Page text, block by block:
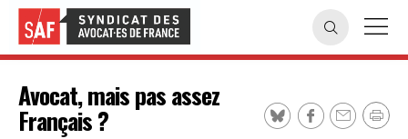
Avocat, mais pas assez
Français ?